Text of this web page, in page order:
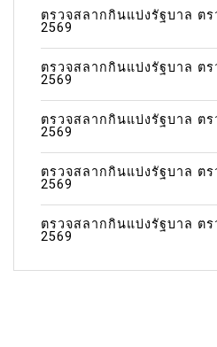
ตรวจสลากกินแบ่งรัฐบาล ต
2569
ตรวจสลากกินแบ่งรัฐบาล ต
2569
ตรวจสลากกินแบ่งรัฐบาล ต
2569
ตรวจสลากกินแบ่งรัฐบาล ต
2569
ตรวจสลากกินแบ่งรัฐบาล ต
2569